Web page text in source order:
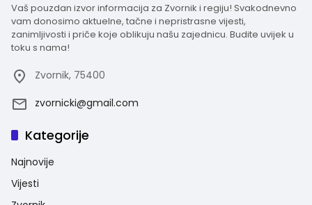
Vaš pouzdan izvor informacija za Zvornik i regiju! Svakodnevno
vam donosimo aktuelne, tačne i nepristrasne vijesti,
zanimljivosti i priče koje oblikuju našu zajednicu. Budite uvijek u
toku s nama!
Zvornik, 75400
zvornicki@gmail.com
Kategorije
Najnovije
Vijesti